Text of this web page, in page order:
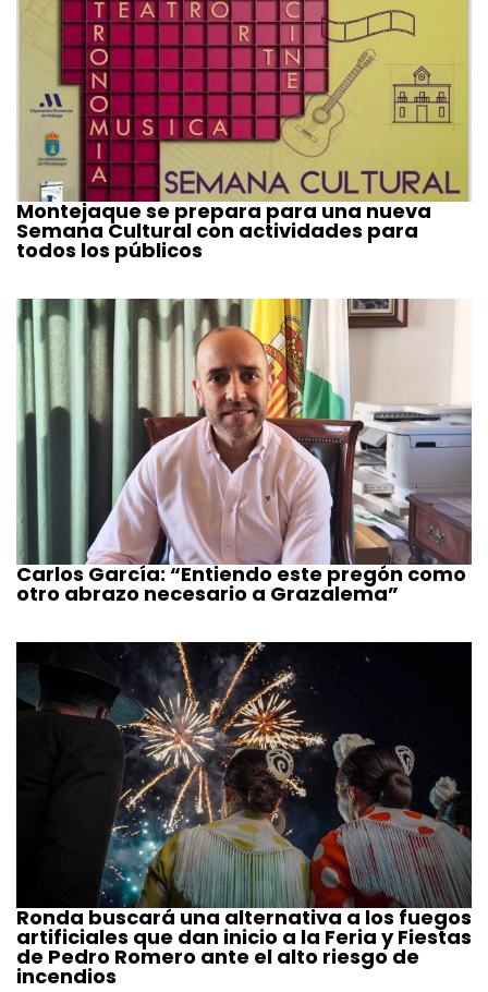
Montejaque se prepara para una nueva
Semana Cultural con actividades para
todos los públicos
Carlos García: “Entiendo este pregón como
otro abrazo necesario a Grazalema”
Ronda buscará una alternativa a los fuegos
artificiales que dan inicio a la Feria y Fiestas
de Pedro Romero ante el alto riesgo de
incendios